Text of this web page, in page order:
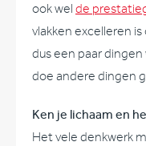
ook wel de
vlakken excelleren
dus een paar
doe andere dingen
Ken je lichaam en
Het vele denkwerk